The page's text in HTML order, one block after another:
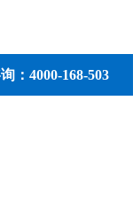
：4000-168-503